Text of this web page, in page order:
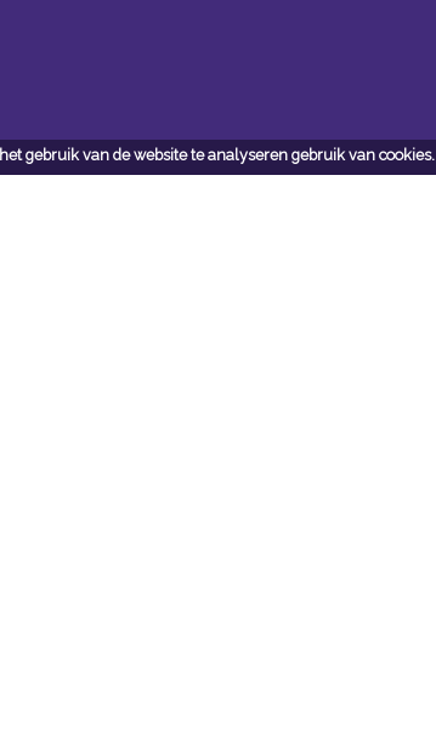
gebruik van de website te analyseren gebruik van cookies.